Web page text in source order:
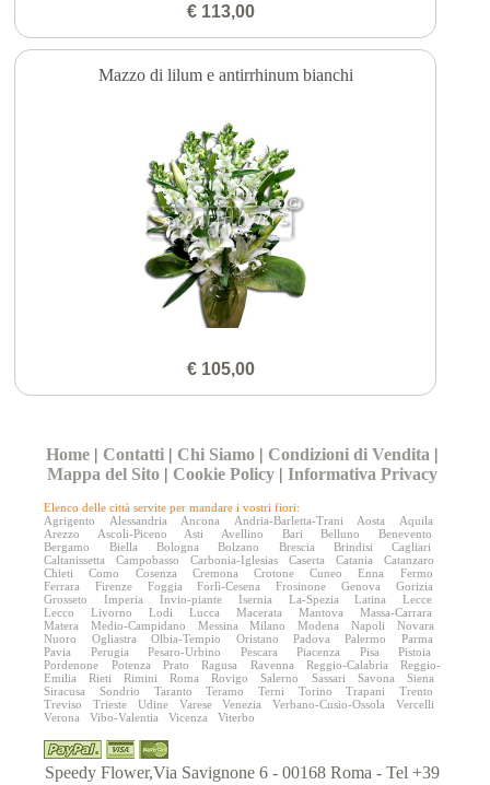
€ 113,00
Mazzo di lilum e antirrhinum bianchi
€ 105,00
Home | Contatti | Chi Siamo | Condizioni di Vendita |
Mappa del Sito | Cookie Policy |Informativa Privacy
Elenco delle città servite per mandare i vostri fiori:
Agrigento
Alessandria Ancona Andria-Barletta-Trani Aosta
Aquila
Arezzo
Ascoli-Piceno Asti Avellino Bari Belluno
Benevento
Bergamo
Biella Bologna Bolzano Brescia Brindisi
Cagliari
Caltanissetta
Campobasso Carbonia-Iglesias Caserta Catania
Catanzaro
Chieti
Como Cosenza Cremona Crotone Cuneo Enna
Fermo
Ferrara
Firenze Foggia Forlì-Cesena Frosinone Genova
Gorizia
Grosseto
Imperia Invio-piante Isernia La-Spezia Latina
Lecce
Lecco
Livorno Lodi Lucca Macerata Mantova
Massa-Carrara
Matera
Medio-Campidano Messina Milano Modena Napoli
Novara
Nuoro
Ogliastra Olbia-Tempio Oristano Padova Palermo
Parma
Pavia
Perugia Pesaro-Urbino Pescara Piacenza Pisa
Pistoia
Pordenone
Potenza Prato Ragusa Ravenna Reggio-Calabria
Reggio-
Emilia
Rieti Rimini Roma Rovigo Salerno Sassari Savona
Siena
Siracusa
Sondrio Taranto Teramo Terni Torino Trapani
Trento
Treviso
Trieste Udine Varese Venezia Verbano-Cusio-Ossola
Vercelli
Verona
Vibo-Valentia Vicenza Viterbo
Speedy Flower,Via Savignone 6 - 00168 Roma - Tel +39